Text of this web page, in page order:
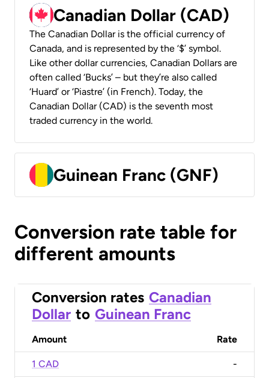
Canadian Dollar (CAD)
The Canadian Dollar is the official currency of
Canada, and is represented by the ‘$’ symbol.
Like other dollar currencies, Canadian Dollars are
often called ‘Bucks’ – but they’re also called
‘Huard’ or ‘Piastre’ (in French). Today, the
Canadian Dollar (CAD) is the seventh most
traded currency in the world.
Guinean Franc (GNF)
Conversion rate table for
different amounts
Conversion rates Canadian
Dollar to Guinean Franc
Amount Rate
1 CAD -